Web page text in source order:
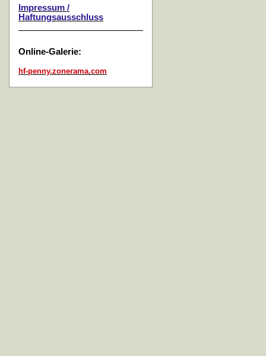
Impressum /
Haftungsausschluss
Online-Galerie:
hf-penny.zonerama.com